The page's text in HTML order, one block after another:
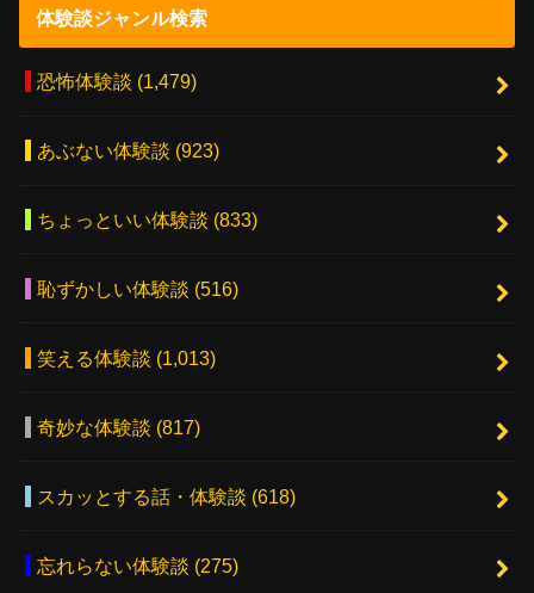
体験談ジャンル検索
恐怖体験談 (1,479)
あぶない体験談 (923)
ちょっといい体験談 (833)
恥ずかしい体験談 (516)
笑える体験談 (1,013)
奇妙な体験談 (817)
スカッとする話・体験談 (618)
忘れらない体験談 (275)